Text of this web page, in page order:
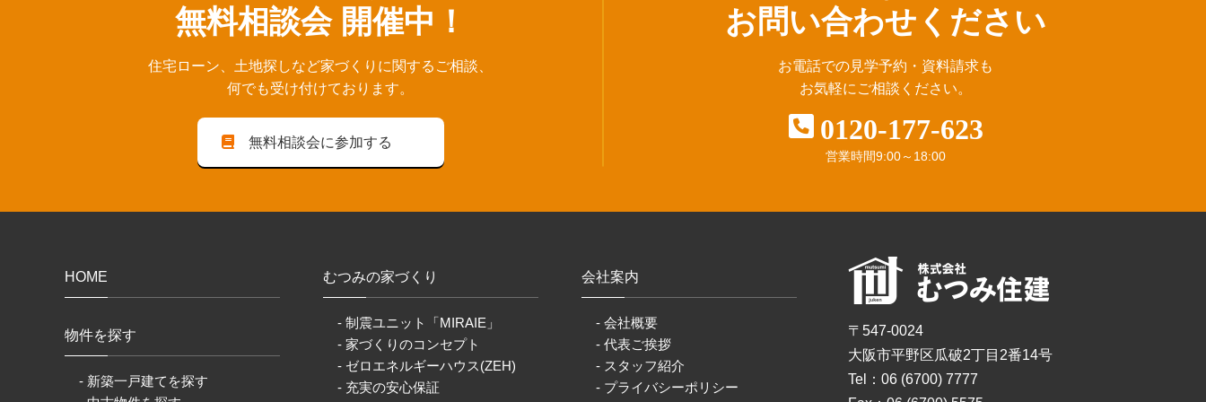
無料相談会 開催中！
住宅ローン、⼟地探しなど家づくりに関するご相談、
何でも受け付けております。
無料相談会に参加する
お問い合わせください
お電話での見学予約・資料請求も
お気軽にご相談ください。
0120-177-623
営業時間9:00～18:00
HOME
物件を探す
- 新築一戸建てを探す
むつみの家づくり
- 制震ユニット「MIRAIE」
- 家づくりのコンセプト
- ゼロエネルギーハウス(ZEH)
- 充実の安心保証
会社案内
- 会社概要
- 代表ご挨拶
- スタッフ紹介
- プライバシーポリシー
〒547-0024
大阪市平野区瓜破2丁目2番14号
Tel：06 (6700) 7777